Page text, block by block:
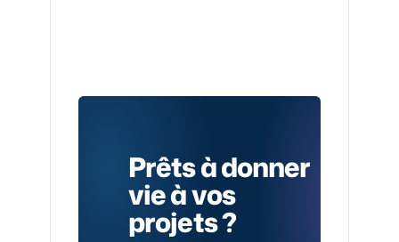
Prêts à donner
vie à vos
projets ?